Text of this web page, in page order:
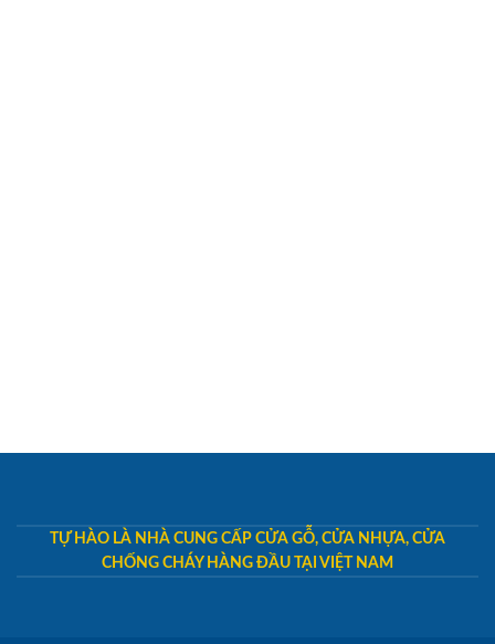
TỰ HÀO LÀ NHÀ CUNG CẤP CỬA GỖ, CỬA NHỰA, CỬA
CHỐNG CHÁY HÀNG ĐẦU TẠI VIỆT NAM